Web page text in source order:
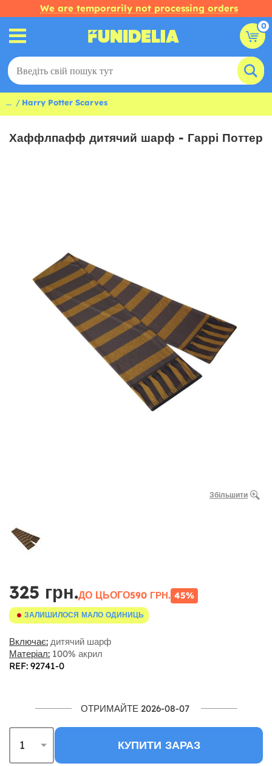
We are temporarily not processing orders
0
... Harry Potter Scarves
Хаффлпафф дитячий шарф - Гаррі Поттер
Збільшити
325 грн.ДО ЦЬОГО590 ГРН. 45%
ЗАЛИШИЛОСЯ МАЛО ОДИНИЦЬ
Включає: дитячий шарф
Матеріал: 100% акрил
REF: 92741-0
ОТРИМАЙТЕ 2026-08-07
КУПИТИ ЗАРАЗ